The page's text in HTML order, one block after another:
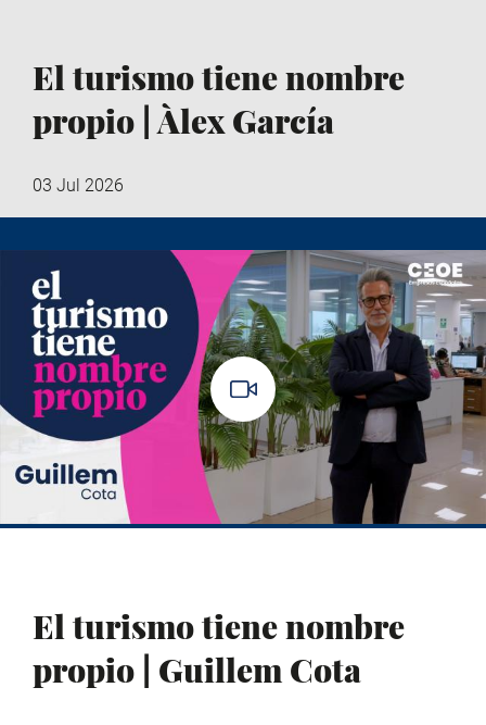
El turismo tiene nombre
propio | Àlex García
03 Jul 2026
El turismo tiene nombre
propio | Guillem Cota